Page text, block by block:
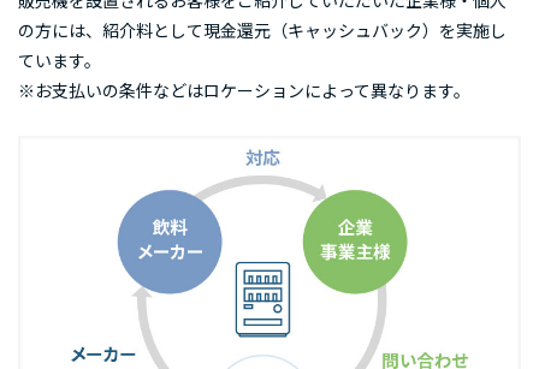
の方には、紹介料として現金還元（キャッシュバック）を実施し
ています。
※お支払いの条件などはロケーションによって異なります。